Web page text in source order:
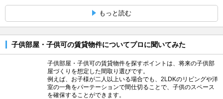
もっと読む
子供部屋・子供可の賃貸物件についてプロに聞いてみた
子供部屋・子供可の賃貸物件を探すポイントは、将来の子供部
屋づくりを想定した間取り選びです。
例えば、お子様が二人以上いる場合でも、2LDKのリビングや洋
室の一角をパーテーションで間仕切ることで、子供のスペース
を確保することができます。